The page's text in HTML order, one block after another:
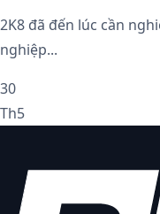
2K8 đã đến lúc cần
nghiệp...
30
Th5